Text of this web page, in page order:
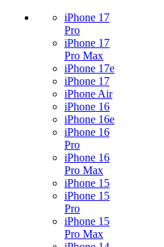
iPhone 17
Pro
iPhone 17
Pro Max
iPhone 17e
iPhone 17
iPhone Air
iPhone 16
iPhone 16e
iPhone 16
Pro
iPhone 16
Pro Max
iPhone 15
iPhone 15
Pro
iPhone 15
Pro Max